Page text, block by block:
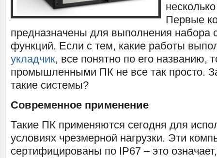
Первые
предназначены для выполнения набора
функций. Если с тем, какие работы
укладчик, все понятно по его названию,
промышленными ПК не все так просто.
такие системы?
Современное применение
Такие ПК применяются сегодня для
условиях чрезмерной нагрузки. Эти
сертифицированы по IP67 – это